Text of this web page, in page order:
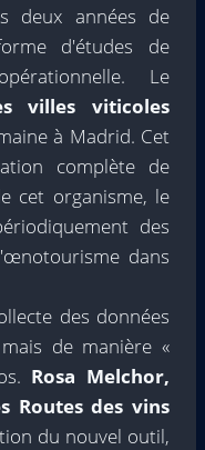
deux années de
d'études de
Le
villes viticoles
à Madrid. Cet
complète de
cet organisme, le
des
dans
des données
de manière «
Rosa Melchor,
Routes des vins
du nouvel outil,